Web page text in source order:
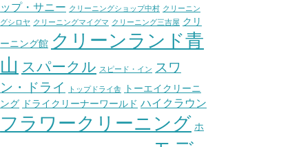
ップ・サニー クリーニングショップ中村 クリーニン
グシロヤ クリーニングマイグマ クリーニング三吉屋 クリ
ーニング館 クリーンランド青
山 スパークル スピード・イン スワ
ン・ドライ
トップドライ舎
トーエイクリーニ
ング ドライクリーナーワールド ハイクラウン
フラワークリーニング ホ